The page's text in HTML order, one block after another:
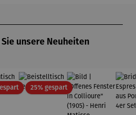
unsere Neuheiten
Rabatt25% gespartRabatt